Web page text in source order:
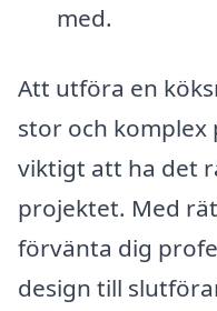
med.
Att utföra en
stor och komplex
viktigt att ha det
projektet. Med
förvänta dig
design till